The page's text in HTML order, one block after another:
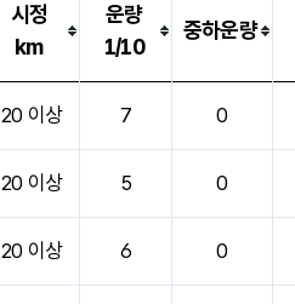
시정
km
운량
1/10
중하운량
20 이상 7 0
20 이상 5 0
20 이상 6 0